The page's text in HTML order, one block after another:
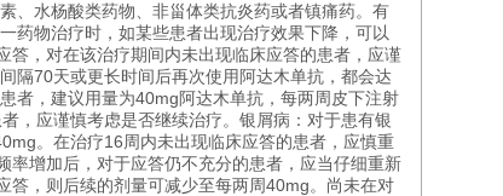
、水杨酸类药物、非甾体类抗炎药或者镇痛药。有
药物治疗时，如某些患者出现治疗效果下降，可以
，对在该治疗期间内未出现临床应答的患者，应谨
隔70天或更长时间后再次使用阿达木单抗，都会达
者，建议用量为40mg阿达木单抗，每两周皮下注射
，应谨慎考虑是否继续治疗。银屑病：对于患有银
。在治疗16周内未出现临床应答的患者，应慎重
增加后，对于应答仍不充分的患者，应当仔细重新
答，则后续的剂量可减少至每两周40mg。尚未在对